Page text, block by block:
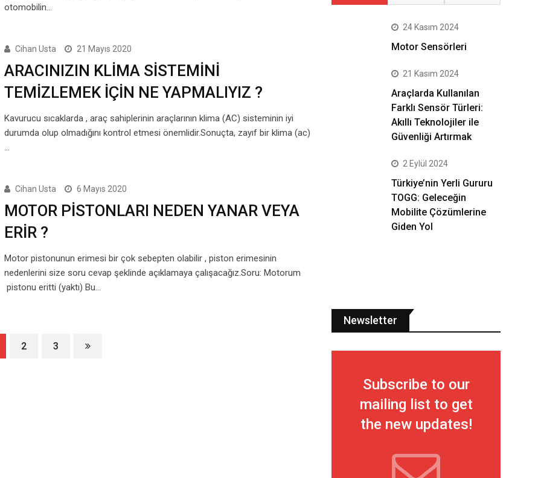
otomobilin…
Cihan Usta 21 Mayıs 2020
ARACINIZIN KLİMA SİSTEMİNİ
TEMİZLEMEK İÇİN NE YAPMALIYIZ ?
Kavurucu sıcaklarda , araç sahiplerinin araçlarının klima (AC) sisteminin iyi
durumda olup olmadığını kontrol etmesi önemlidir.Sonuçta, zayıf bir klima (ac)
…
Cihan Usta 6 Mayıs 2020
MOTOR PİSTONLARI NEDEN YANAR VEYA
ERİR ?
Motor pistonunun erimesi bir çok sebepten olabilir , piston erimesinin
nedenlerini size soru cevap şeklinde açıklamaya çalışacağız.Soru: Motorum
pistonu eritti (yaktı) Bu…
2 3
24 Kasım 2024
Motor Sensörleri
21 Kasım 2024
Araçlarda Kullanılan
Farklı Sensör Türleri:
Akıllı Teknolojiler ile
Güvenliği Artırmak
2 Eylül 2024
Türkiye’nin Yerli Gururu
TOGG: Geleceğin
Mobilite Çözümlerine
Giden Yol
Newsletter
Subscribe to our
mailing list to get
the new updates!